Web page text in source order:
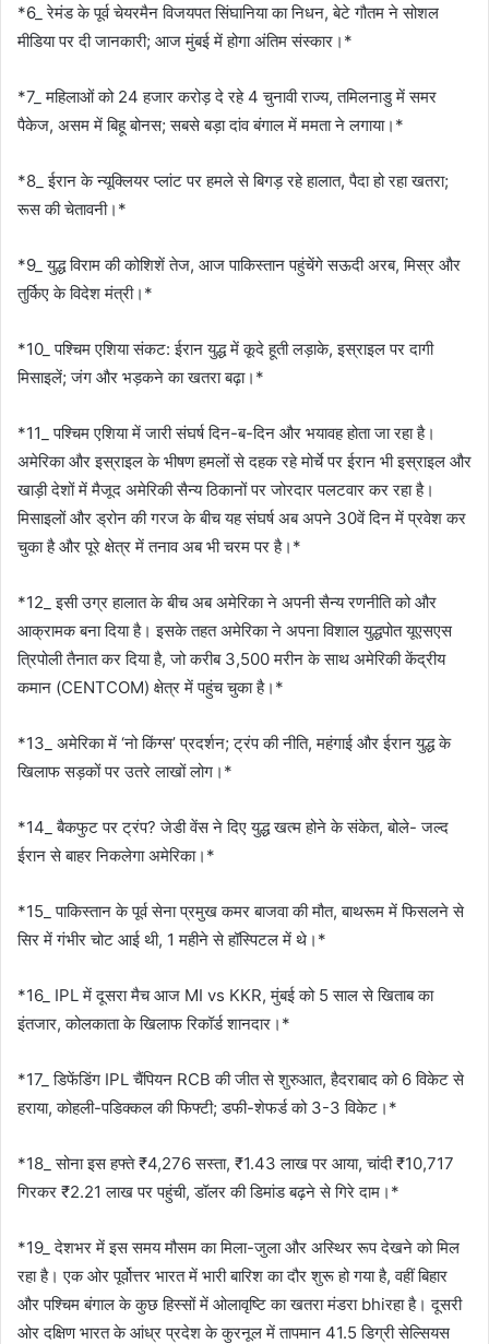
*6_ रेमंड के पूर्व चेयरमैन विजयपत सिंघानिया का निधन, बेटे गौतम ने सोशल
मीडिया पर दी जानकारी; आज मुंबई में होगा अंतिम संस्कार।*
*7_ महिलाओं को 24 हजार करोड़ दे रहे 4 चुनावी राज्य, तमिलनाडु में समर
पैकेज, ​असम में बिहू बोनस; सबसे बड़ा दांव बंगाल में ममता ने लगाया।*
*8_ ईरान के न्यूक्लियर प्लांट पर हमले से बिगड़ रहे हालात, पैदा हो रहा खतरा;
रूस की चेतावनी।*
*9_ युद्ध विराम की कोशिशें तेज, आज पाकिस्तान पहुंचेंगे सऊदी अरब, मिस्र और
तुर्किए के विदेश मंत्री।*
*10_ पश्चिम एशिया संकट: ईरान युद्ध में कूदे हूती लड़ाके, इस्राइल पर दागी
मिसाइलें; जंग और भड़कने का खतरा बढ़ा।*
*11_ पश्चिम एशिया में जारी संघर्ष दिन-ब-दिन और भयावह होता जा रहा है।
अमेरिका और इस्राइल के भीषण हमलों से दहक रहे मोर्चे पर ईरान भी इस्राइल और
खाड़ी देशों में मैजूद अमेरिकी सैन्य ठिकानों पर जोरदार पलटवार कर रहा है।
मिसाइलों और ड्रोन की गरज के बीच यह संघर्ष अब अपने 30वें दिन में प्रवेश कर
चुका है और पूरे क्षेत्र में तनाव अब भी चरम पर है।*
*12_ इसी उग्र हालात के बीच अब अमेरिका ने अपनी सैन्य रणनीति को और
आक्रामक बना दिया है। इसके तहत अमेरिका ने अपना विशाल युद्धपोत यूएसएस
त्रिपोली तैनात कर दिया है, जो करीब 3,500 मरीन के साथ अमेरिकी केंद्रीय
कमान (CENTCOM) क्षेत्र में पहुंच चुका है।*
*13_ अमेरिका में ‘नो किंग्स’ प्रदर्शन; ट्रंप की नीति, महंगाई और ईरान युद्ध के
खिलाफ सड़कों पर उतरे लाखों लोग।*
*14_ बैकफुट पर ट्रंप? जेडी वेंस ने दिए युद्ध खत्म होने के संकेत, बोले- जल्द
ईरान से बाहर निकलेगा अमेरिका।*
*15_ पाकिस्तान के पूर्व सेना प्रमुख कमर बाजवा की मौत, बाथरूम में फिसलने से
सिर में गंभीर चोट आई थी, 1 महीने से हॉस्पिटल में थे।*
*16_ IPL में दूसरा मैच आज MI vs KKR, मुंबई को 5 साल से खिताब का
इंतजार, कोलकाता के खिलाफ रिकॉर्ड शानदार।*
*17_ डिफेंडिंग IPL चैंपियन RCB की जीत से शुरुआत, हैदराबाद को 6 विकेट से
हराया, कोहली-पडिक्कल की फिफ्टी; डफी-शेफर्ड को 3-3 विकेट।*
*18_ सोना इस हफ्ते ₹4,276 सस्ता, ₹1.43 लाख पर आया, चांदी ₹10,717
गिरकर ₹2.21 लाख पर पहुंची, डॉलर की डिमांड बढ़ने से गिरे दाम।*
*19_ देशभर में इस समय मौसम का मिला-जुला और अस्थिर रूप देखने को मिल
रहा है। एक ओर पूर्वोत्तर भारत में भारी बारिश का दौर शुरू हो गया है, वहीं बिहार
और पश्चिम बंगाल के कुछ हिस्सों में ओलावृष्टि का खतरा मंडरा bhiरहा है। दूसरी
ओर दक्षिण भारत के आंध्र प्रदेश के कुरनूल में तापमान 41.5 डिग्री सेल्सियस